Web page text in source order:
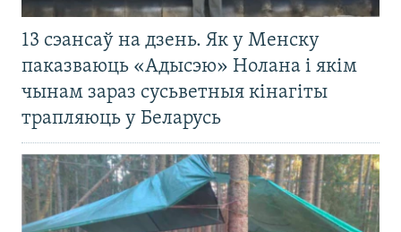
13 сэансаў на дзень. Як у Менску
паказваюць «Адысэю» Нолана і якім
чынам зараз сусьветныя кінагіты
трапляюць у Беларусь